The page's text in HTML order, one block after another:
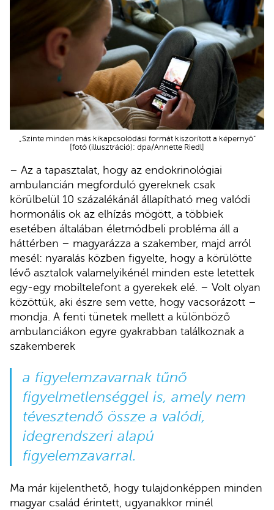
„Szinte minden más kikapcsolódási formát kiszorított a képernyő”
[fotó (illusztráció): dpa/Annette Riedl]
– Az a tapasztalat, hogy az endokrinológiai
ambulancián megforduló gyereknek csak
körülbelül 10 százalékánál állapítható meg valódi
hormonális ok az elhízás mögött, a többiek
esetében általában életmódbeli probléma áll a
háttérben – magyarázza a szakember, majd arról
mesél: nyaralás közben figyelte, hogy a körülötte
lévő asztalok valamelyikénél minden este letettek
egy-egy mobiltelefont a gyerekek elé. – Volt olyan
közöttük, aki észre sem vette, hogy vacsorázott –
mondja. A fenti tünetek mellett a különböző
ambulanciákon egyre gyakrabban találkoznak a
szakemberek
a figyelemzavarnak tűnő
figyelmetlenséggel is, amely nem
tévesztendő össze a valódi,
idegrendszeri alapú
figyelemzavarral.
Ma már kijelenthető, hogy tulajdonképpen minden
magyar család érintett, ugyanakkor minél